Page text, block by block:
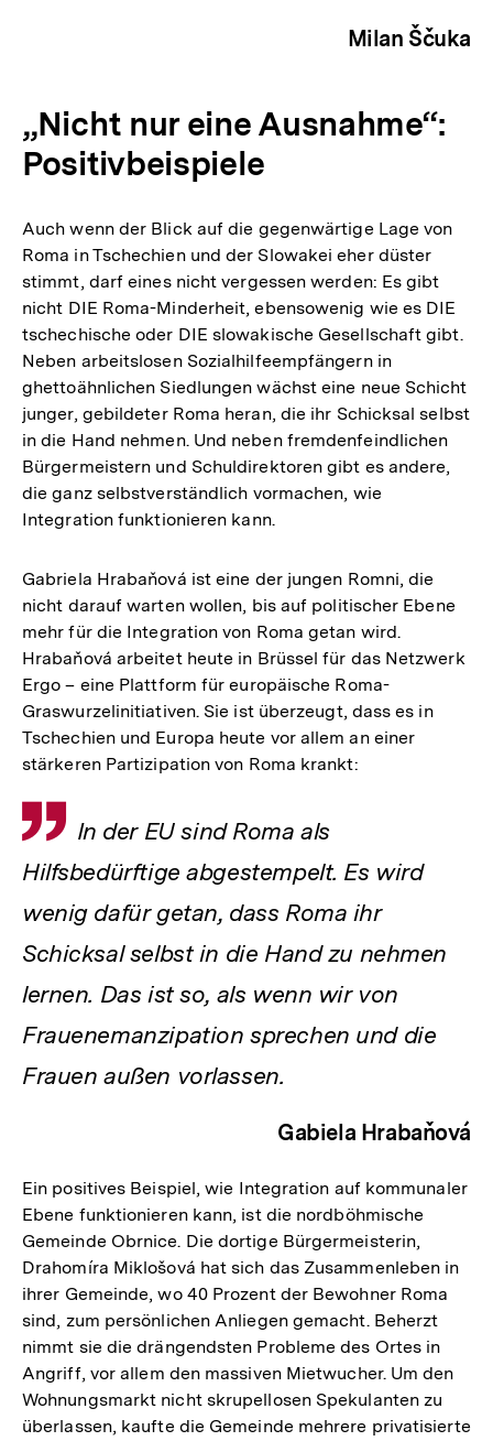
Milan Ščuka
„Nicht nur eine Ausnahme“:
Positivbeispiele
Auch wenn der Blick auf die gegenwärtige Lage von
Roma in Tschechien und der Slowakei eher düster
stimmt, darf eines nicht vergessen werden: Es gibt
nicht DIE Roma-Minderheit, ebensowenig wie es DIE
tschechische oder DIE slowakische Gesellschaft gibt.
Neben arbeitslosen Sozialhilfeempfängern in
ghettoähnlichen Siedlungen wächst eine neue Schicht
junger, gebildeter Roma heran, die ihr Schicksal selbst
in die Hand nehmen. Und neben fremdenfeindlichen
Bürgermeistern und Schuldirektoren gibt es andere,
die ganz selbstverständlich vormachen, wie
Integration funktionieren kann.
Gabriela Hrabaňová ist eine der jungen Romni, die
nicht darauf warten wollen, bis auf politischer Ebene
mehr für die Integration von Roma getan wird.
Hrabaňová arbeitet heute in Brüssel für das Netzwerk
Ergo – eine Plattform für europäische Roma-
Graswurzelinitiativen. Sie ist überzeugt, dass es in
Tschechien und Europa heute vor allem an einer
stärkeren Partizipation von Roma krankt:
Zitat
In der EU sind Roma als
Hilfsbedürftige abgestempelt. Es wird
wenig dafür getan, dass Roma ihr
Schicksal selbst in die Hand zu nehmen
lernen. Das ist so, als wenn wir von
Frauenemanzipation sprechen und die
Frauen außen vorlassen.
Gabiela Hrabaňová
Ein positives Beispiel, wie Integration auf kommunaler
Ebene funktionieren kann, ist die nordböhmische
Gemeinde Obrnice. Die dortige Bürgermeisterin,
Drahomíra Miklošová hat sich das Zusammenleben in
ihrer Gemeinde, wo 40 Prozent der Bewohner Roma
sind, zum persönlichen Anliegen gemacht. Beherzt
nimmt sie die drängendsten Probleme des Ortes in
Angriff, vor allem den massiven Mietwucher. Um den
Wohnungsmarkt nicht skrupellosen Spekulanten zu
überlassen, kaufte die Gemeinde mehrere privatisierte